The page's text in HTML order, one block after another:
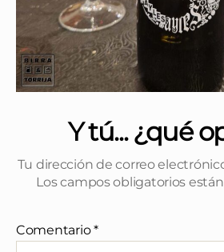
Y tú... ¿qué
Tu dirección de correo
Los campos obligatorios
Comentario*